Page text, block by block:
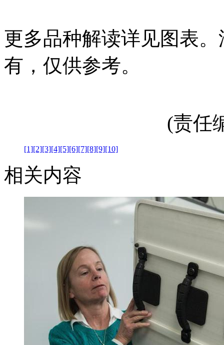
更多品种解读详见图表
有，仅供参考。
(责任
[1][2][3][4][5][6][7][8][9][10]
相关内容